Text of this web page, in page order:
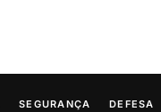
SEGURANÇA DEFESA